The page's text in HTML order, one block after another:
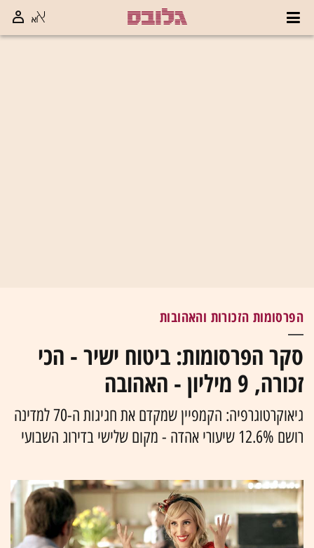
הפרסומות הזכורות והאהובות
סקר הפרסומות: ביטוח ישיר - הכי
זכורה, 9 מיליון - האהובה
גיאוקרטוגרפיה: הקמפיין שמקדם את חגיגות ה-70 למדינה
רושם 12.6% שיעורי אהדה - מקום שלישי בדירוג השבועי